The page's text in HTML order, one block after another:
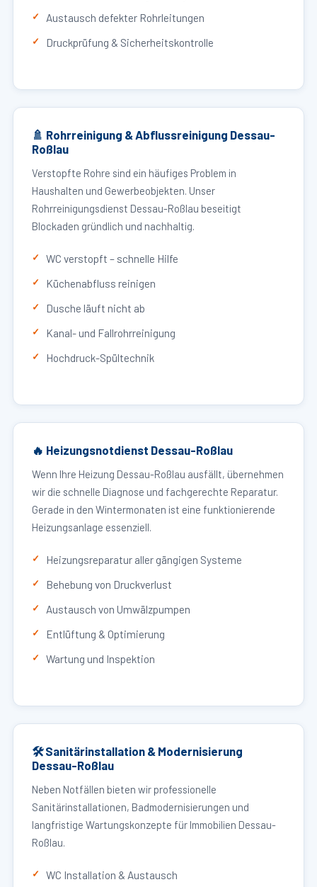
Austausch defekter Rohrleitungen
Druckprüfung & Sicherheitskontrolle
🚿 Rohrreinigung & Abflussreinigung Dessau-
Roßlau
Verstopfte Rohre sind ein häufiges Problem in
Haushalten und Gewerbeobjekten. Unser
Rohrreinigungsdienst Dessau-Roßlau beseitigt
Blockaden gründlich und nachhaltig.
WC verstopft – schnelle Hilfe
Küchenabfluss reinigen
Dusche läuft nicht ab
Kanal- und Fallrohrreinigung
Hochdruck-Spültechnik
🔥 Heizungsnotdienst Dessau-Roßlau
Wenn Ihre Heizung Dessau-Roßlau ausfällt, übernehmen
wir die schnelle Diagnose und fachgerechte Reparatur.
Gerade in den Wintermonaten ist eine funktionierende
Heizungsanlage essenziell.
Heizungsreparatur aller gängigen Systeme
Behebung von Druckverlust
Austausch von Umwälzpumpen
Entlüftung & Optimierung
Wartung und Inspektion
🛠 Sanitärinstallation & Modernisierung
Dessau-Roßlau
Neben Notfällen bieten wir professionelle
Sanitärinstallationen, Badmodernisierungen und
langfristige Wartungskonzepte für Immobilien Dessau-
Roßlau.
WC Installation & Austausch